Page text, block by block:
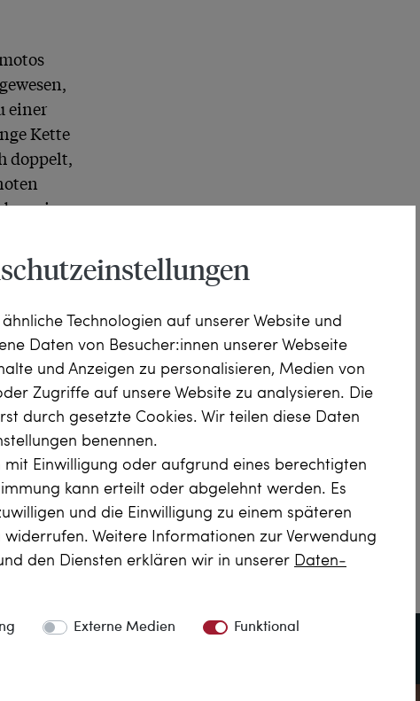
einer
Kette
doppelt,
eine
sind
mittel bis
sodass
gehalten.
Rubin
neu
dazu
Technologien auf unserer Website und
Daten von Besucher:innen unserer Webseite
und Anzeigen zu personalisieren, Medien von
Zugriffe auf unsere Website zu analysieren. Die
durch gesetzte Cookies. Wir teilen diese Daten
benennen.
Einwilligung oder aufgrund eines berechtigten
kann erteilt oder abgelehnt werden. Es
und die Einwilligung zu einem späteren
Weitere Informationen zur Verwendung
den Diensten erklären wir in unserer Daten­
Externe Medien Funktional